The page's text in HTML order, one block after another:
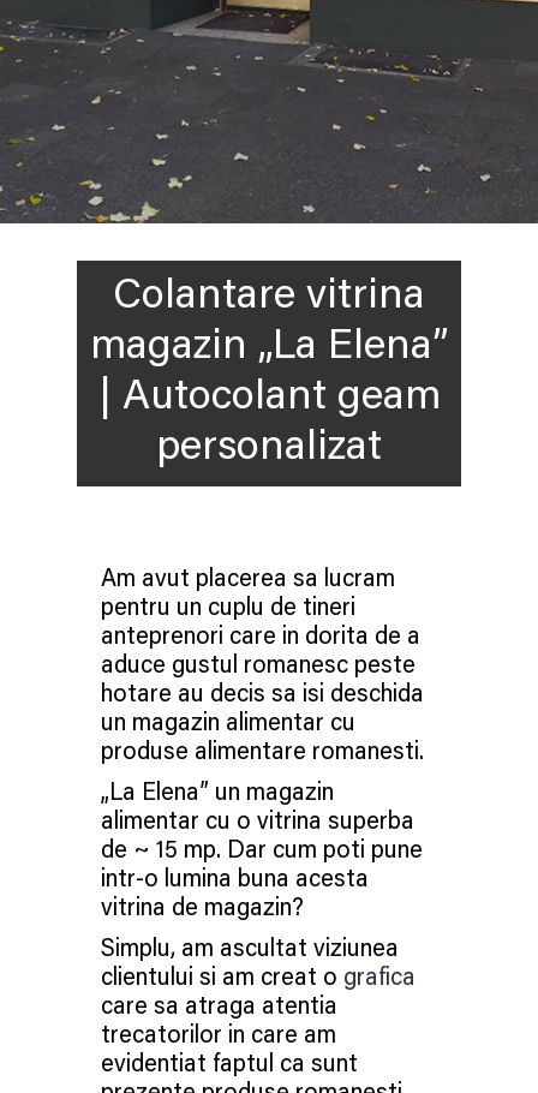
Colantare vitrina
magazin „La Elena”
| Autocolant geam
personalizat
Am avut placerea sa lucram
pentru un cuplu de tineri
anteprenori care in dorita de a
aduce gustul romanesc peste
hotare au decis sa isi deschida
un magazin alimentar cu
produse alimentare romanesti.
„La Elena” un magazin
alimentar cu o vitrina superba
de ~ 15 mp. Dar cum poti pune
intr-o lumina buna acesta
vitrina de magazin?
Simplu, am ascultat viziunea
clientului si am creat o grafica
care sa atraga atentia
trecatorilor in care am
evidentiat faptul ca sunt